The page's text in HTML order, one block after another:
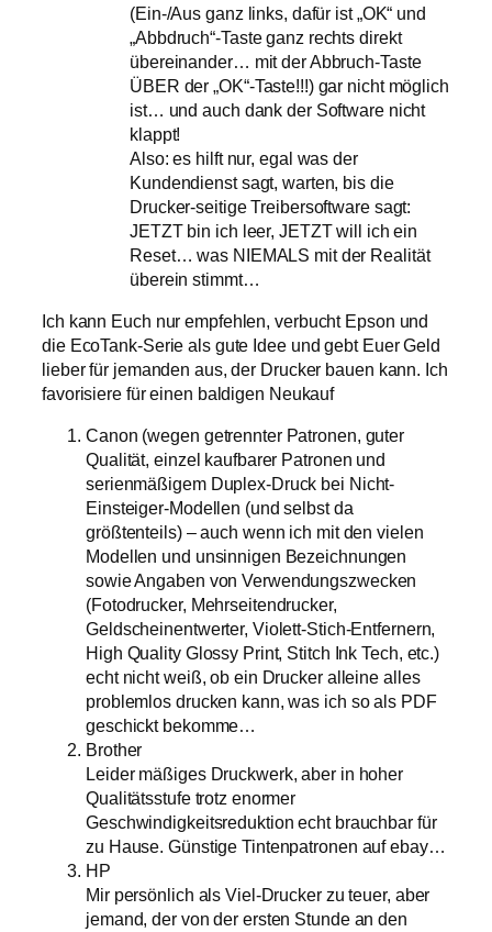
(Ein-/Aus ganz links, dafür ist „OK“ und
„Abbdruch“-Taste ganz rechts direkt
übereinander… mit der Abbruch-Taste
ÜBER der „OK“-Taste!!!) gar nicht möglich
ist… und auch dank der Software nicht
klappt!
Also: es hilft nur, egal was der
Kundendienst sagt, warten, bis die
Drucker-seitige Treibersoftware sagt:
JETZT bin ich leer, JETZT will ich ein
Reset… was NIEMALS mit der Realität
überein stimmt…
Ich kann Euch nur empfehlen, verbucht Epson und
die EcoTank-Serie als gute Idee und gebt Euer Geld
lieber für jemanden aus, der Drucker bauen kann. Ich
favorisiere für einen baldigen Neukauf
Canon (wegen getrennter Patronen, guter
Qualität, einzel kaufbarer Patronen und
serienmäßigem Duplex-Druck bei Nicht-
Einsteiger-Modellen (und selbst da
größtenteils) – auch wenn ich mit den vielen
Modellen und unsinnigen Bezeichnungen
sowie Angaben von Verwendungszwecken
(Fotodrucker, Mehrseitendrucker,
Geldscheinentwerter, Violett-Stich-Entfernern,
High Quality Glossy Print, Stitch Ink Tech, etc.)
echt nicht weiß, ob ein Drucker alleine alles
problemlos drucken kann, was ich so als PDF
geschickt bekomme…
Brother
Leider mäßiges Druckwerk, aber in hoher
Qualitätsstufe trotz enormer
Geschwindigkeitsreduktion echt brauchbar für
zu Hause. Günstige Tintenpatronen auf ebay…
HP
Mir persönlich als Viel-Drucker zu teuer, aber
jemand, der von der ersten Stunde an den